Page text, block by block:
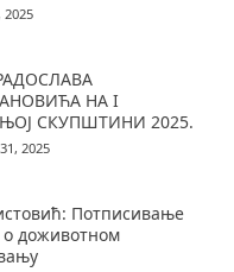
НА I
СКУПШТИНИ 2025.
2025
Потписивање
о доживотном